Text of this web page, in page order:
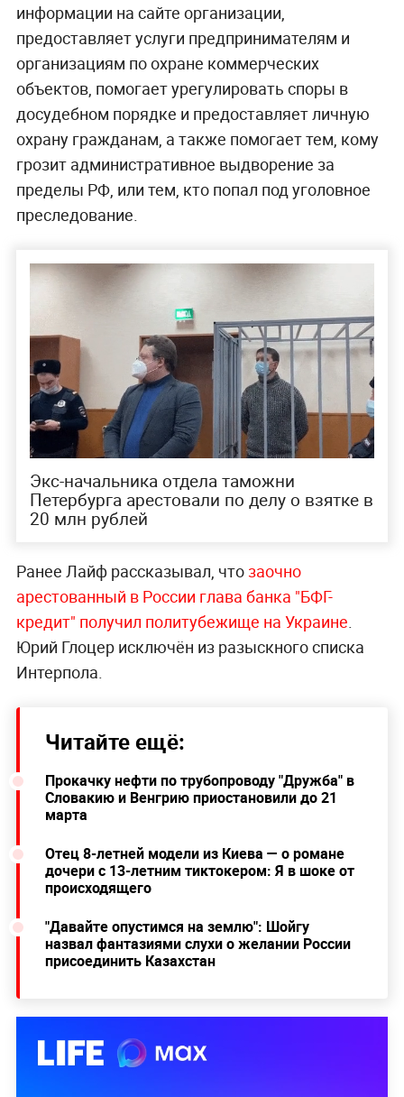
информации на сайте организации,
предоставляет услуги предпринимателям и
организациям по охране коммерческих
объектов, помогает урегулировать споры в
досудебном порядке и предоставляет личную
охрану гражданам, а также помогает тем, кому
грозит административное выдворение за
пределы РФ, или тем, кто попал под уголовное
преследование.
Экс-начальника отдела таможни
Петербурга арестовали по делу о взятке в
20 млн рублей
Ранее Лайф рассказывал, чтозаочно
арестованный в России глава банка "БФГ-
кредит" получил политубежище на Украине.
Юрий Глоцер исключён из разыскного списка
Интерпола.
Читайте ещё:
Прокачку нефти по трубопроводу "Дружба" в
Словакию и Венгрию приостановили до 21
марта
Отец 8-летней модели из Киева — о романе
дочери с 13-летним тиктокером: Я в шоке от
происходящего
"Давайте опустимся на землю": Шойгу
назвал фантазиями слухи о желании России
присоединить Казахстан